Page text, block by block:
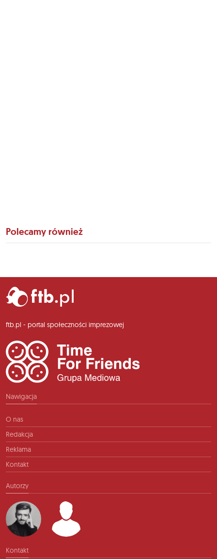
Polecamy również
ftb.pl - portal społeczności imprezowej
Nawigacja
O nas
Redakcja
Reklama
Kontakt
Autorzy
Kontakt